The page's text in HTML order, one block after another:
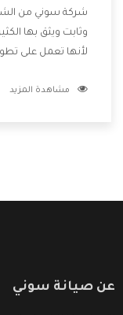
شركة سوني من
وثابت ويثق بها
لأنها تعمل على
وتقدم للعملاء
مشاهدة المزيد
عن صيانة سوني